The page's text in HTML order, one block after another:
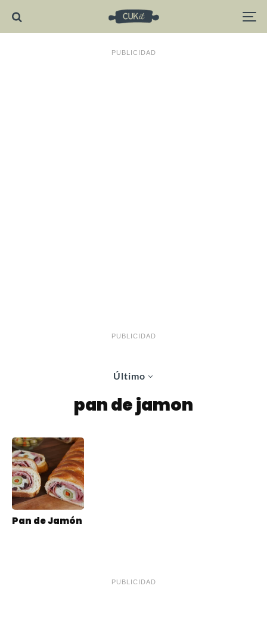
PUBLICIDAD
PUBLICIDAD
Último
pan de jamon
Pan de Jamón
PUBLICIDAD